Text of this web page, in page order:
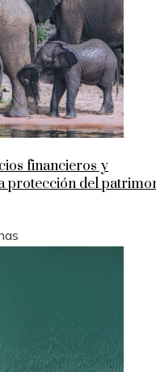
financieros y
protección del